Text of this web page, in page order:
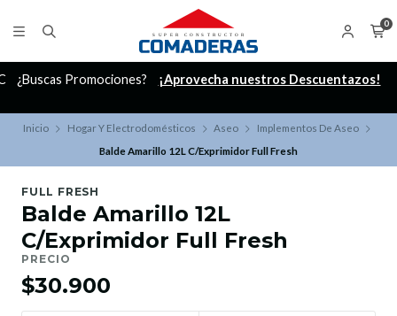
0
¿Buscas Promociones? ¡Aprovecha nuestros Descuentazos!
Inicio Hogar Y Electrodomésticos Aseo
Implementos De Aseo
Balde Amarillo 12L C/Exprimidor Full Fresh
FULL FRESH
Balde Amarillo 12L
C/Exprimidor Full Fresh
PRECIO
$30.900